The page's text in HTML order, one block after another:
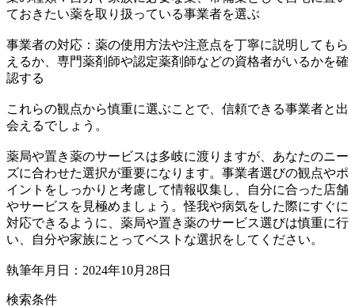
ておきたい薬を取り扱っている事業者を選ぶ
事業者の対応：薬の使用方法や注意点を丁寧に説明してもら
えるか、専門薬剤師や認定薬剤師などの資格者がいるかを確
認する
これらの観点から慎重に選ぶことで、信頼できる事業者と出
会えるでしょう。
薬局や置き薬のサービスは多岐に渡りますが、あなたのニー
ズに合わせた選択が重要になります。事業者選びの観点やポ
イントをしっかりと考慮して情報収集し、自分に合った店舗
やサービスを見極めましょう。怪我や病気をした際にすぐに
対応できるように、薬局や置き薬のサービス選びは慎重に行
い、自分や家族にとってベストな選択をしてください。
執筆年月日：2024年10月28日
検索条件